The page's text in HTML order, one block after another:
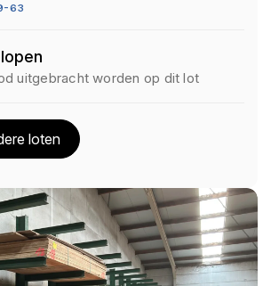
63
uitgebracht worden op dit lot
loten